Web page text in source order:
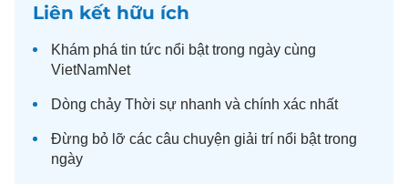
Liên kết hữu ích
Khám phá tin tức nổi bật trong ngày cùng
VietNamNet
Dòng chảy Thời sự nhanh và chính xác nhất
Đừng bỏ lỡ các câu chuyện giải trí nổi bật trong
ngày